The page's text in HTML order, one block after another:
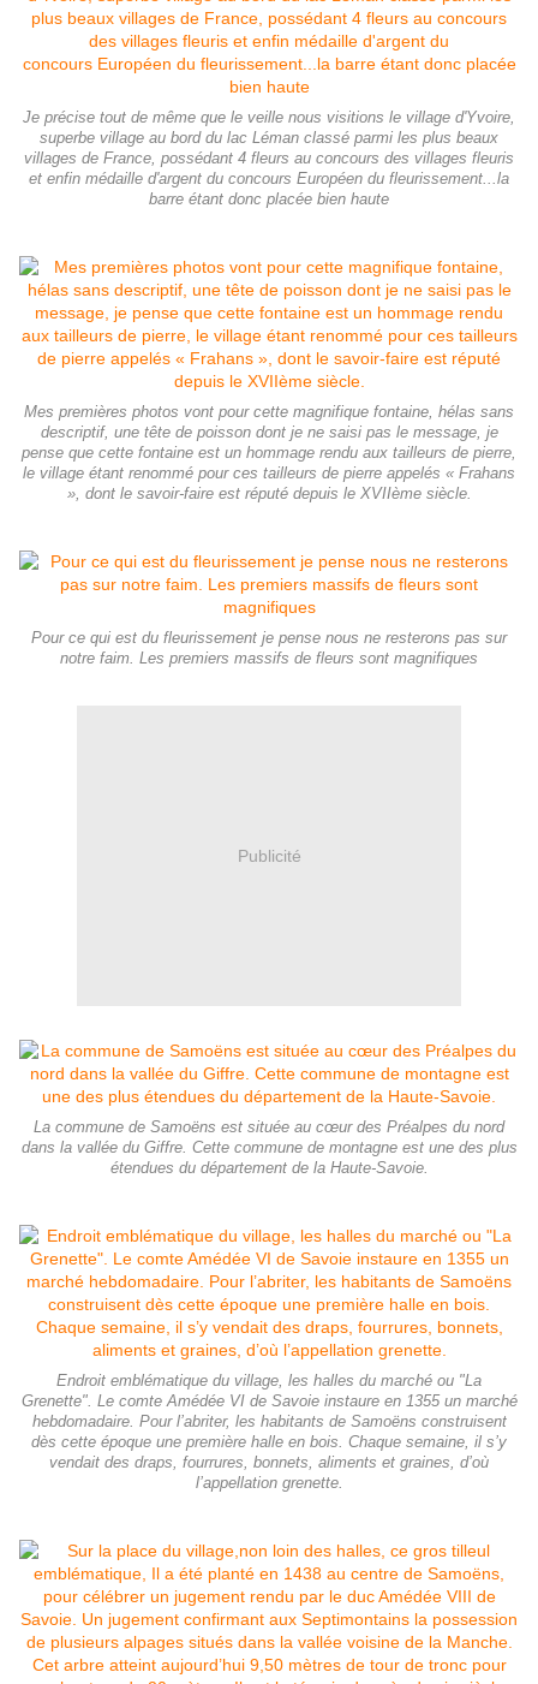
Je précise tout de même que le veille nous visitions le village d'Yvoire,
superbe village au bord du lac Léman classé parmi les plus beaux
villages de France, possédant 4 fleurs au concours des villages fleuris
et enfin médaille d'argent du concours Européen du fleurissement...la
barre étant donc placée bien haute
Mes premières photos vont pour cette magnifique fontaine, hélas sans
descriptif, une tête de poisson dont je ne saisi pas le message, je
pense que cette fontaine est un hommage rendu aux tailleurs de pierre,
le village étant renommé pour ces tailleurs de pierre appelés « Frahans
», dont le savoir-faire est réputé depuis le XVIIème siècle.
Pour ce qui est du fleurissement je pense nous ne resterons pas sur
notre faim. Les premiers massifs de fleurs sont magnifiques
Publicité
La commune de Samoëns est située au cœur des Préalpes du nord
dans la vallée du Giffre. Cette commune de montagne est une des plus
étendues du département de la Haute-Savoie.
Endroit emblématique du village, les halles du marché ou "La
Grenette". Le comte Amédée VI de Savoie instaure en 1355 un marché
hebdomadaire. Pour l’abriter, les habitants de Samoëns construisent
dès cette époque une première halle en bois. Chaque semaine, il s’y
vendait des draps, fourrures, bonnets, aliments et graines, d’où
l’appellation grenette.